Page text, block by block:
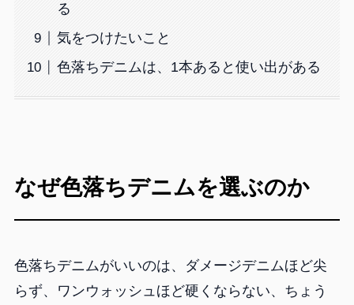
る
気をつけたいこと
色落ちデニムは、1本あると使い出がある
なぜ色落ちデニムを選ぶのか
色落ちデニムがいいのは、ダメージデニムほど尖
らず、ワンウォッシュほど硬くならない、ちょう